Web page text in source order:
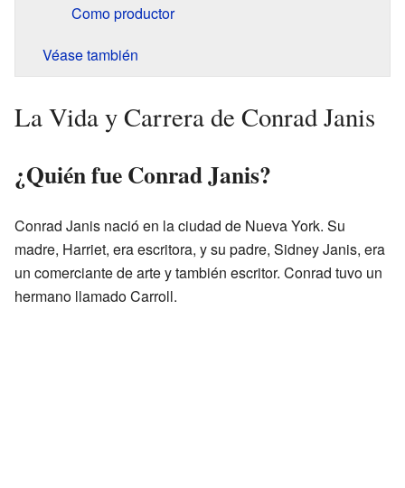
Como productor
Véase también
La Vida y Carrera de Conrad Janis
¿Quién fue Conrad Janis?
Conrad Janis nació en la ciudad de Nueva York. Su
madre, Harriet, era escritora, y su padre, Sidney Janis, era
un comerciante de arte y también escritor. Conrad tuvo un
hermano llamado Carroll.